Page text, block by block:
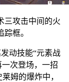
攻击中间的火
框。
动技能“元素战
一次登场，一招
姆的爆炸中，